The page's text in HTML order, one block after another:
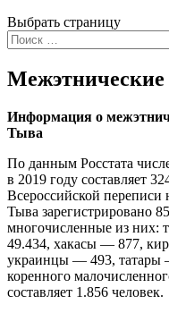
Выбрать страницу
Информация о
Тыва
По данным Росстата
в 2019 году составляет
Всероссийской переписи
Тыва зарегистрировано
многочисленные из
49.434, хакасы — 877,
украинцы — 493, татары
коренного
составляет 1.856 человек.